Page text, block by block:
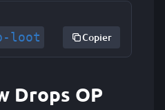
loot Copier
Drops OP